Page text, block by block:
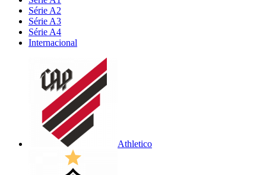
Série A2
Série A3
Série A4
Internacional
Athletico